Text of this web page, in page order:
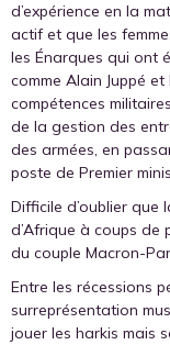
d’expérience en la
actif et que les
les Énarques qui ont
comme Alain Juppé
compétences
de la gestion des
des armées, en
poste de Premier
Difficile d’oublier que
d’Afrique à coups de
du couple Macron-
Entre les récessions
surreprésentation
jouer les harkis mais